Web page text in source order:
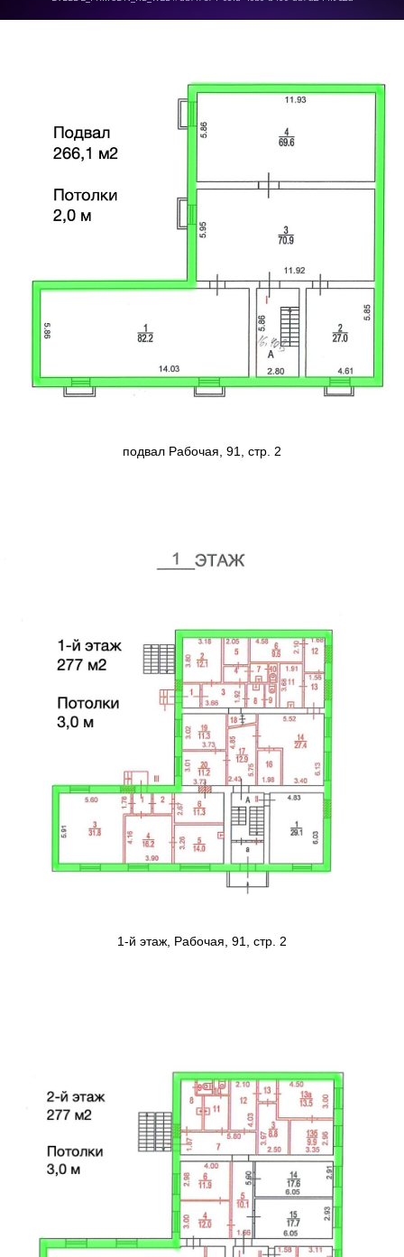
подвал Рабочая, 91, стр. 2
1-й этаж, Рабочая, 91, стр. 2